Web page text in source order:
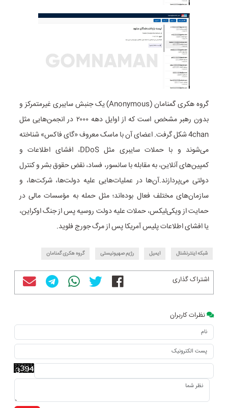
گروه هکری گمنامان (Anonymous) یک جنبش سایبری غیرمتمرکز و
بدون رهبر مشخص است که از اوایل دهه ۲۰۰۰ در انجمن‌هایی مثل
4chan شکل گرفت. اعضای آن با ماسک معروف «گای فاکس» شناخته
می‌شوند و با حملات سایبری مثل DDoS، افشای اطلاعات و
کمپین‌های آنلاین، به مقابله با سانسور، فساد، نقض حقوق بشر و کنترل
دولتی می‌پردازند.آن‌ها در عملیات‌هایی علیه دولت‌ها، شرکت‌ها، و
سازمان‌های مختلف فعال بوده‌اند؛ مثل حمله به مؤسسات مالی در
حمایت از ویکی‌لیکس، حملات علیه دولت روسیه پس از جنگ اوکراین،
یا افشای اطلاعات پلیس آمریکا پس از مرگ جورج فلوید.
شبکه اینترنشنال ایمیل رژیم صهیونیستی گروه هکری گمنامان
اشتراک گذاری
نظرات کاربران